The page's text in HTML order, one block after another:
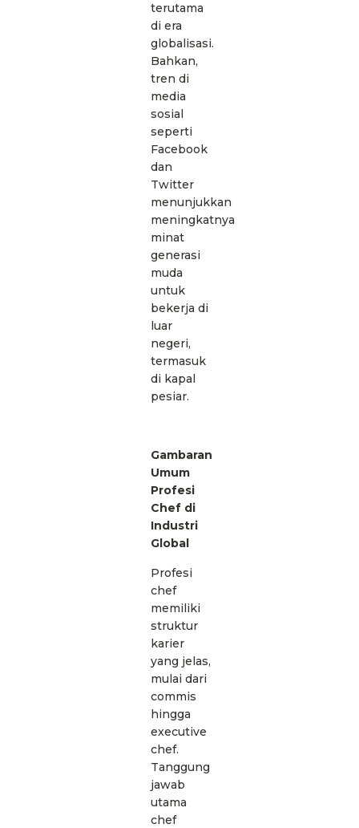
terutama
di era
globalisasi.
Bahkan,
tren di
media
sosial
seperti
Facebook
dan
Twitter
menunjukkan
meningkatnya
minat
generasi
muda
untuk
bekerja di
luar
negeri,
termasuk
di kapal
pesiar.
Gambaran
Umum
Profesi
Chef di
Industri
Global
Profesi
chef
memiliki
struktur
karier
yang jelas,
mulai dari
commis
hingga
executive
chef.
Tanggung
jawab
utama
chef